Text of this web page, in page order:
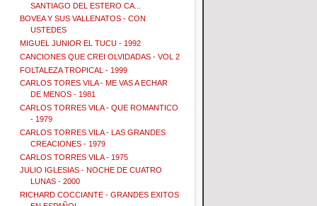
SANTIAGO DEL ESTERO CA...
BOVEA Y SUS VALLENATOS - CON
USTEDES
MIGUEL JUNIOR EL TUCU - 1992
CANCIONES QUE CREI OLVIDADAS - VOL 2
FOLTALEZA TROPICAL - 1999
CARLOS TORES VILA - ME VAS A ECHAR
DE MENOS - 1981
CARLOS TORRES VILA - QUE ROMANTICO
- 1979
CARLOS TORRES VILA - LAS GRANDES
CREACIONES - 1979
CARLOS TORRES VILA - 1975
JULIO IGLESIAS - NOCHE DE CUATRO
LUNAS - 2000
RICHARD COCCIANTE - GRANDES EXITOS